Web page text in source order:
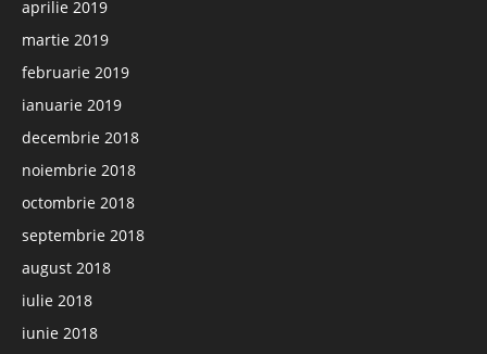
aprilie 2019
martie 2019
februarie 2019
ianuarie 2019
decembrie 2018
noiembrie 2018
octombrie 2018
septembrie 2018
august 2018
iulie 2018
iunie 2018